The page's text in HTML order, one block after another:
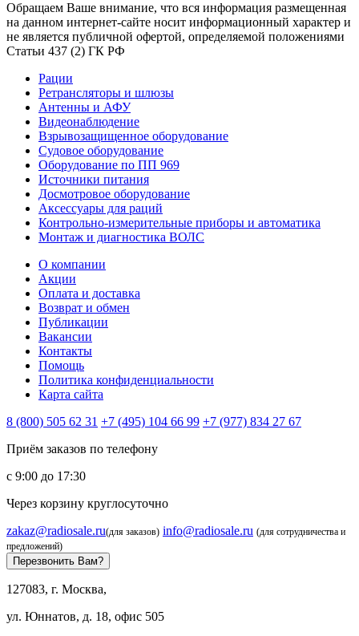
Обращаем Ваше внимание, что вся информация размещенная
на данном интернет-сайте носит информационный характер и
не является публичной офертой, определяемой положениями
Статьи 437 (2) ГК РФ
Рации
Ретрансляторы и шлюзы
Антенны и АФУ
Видеонаблюдение
Взрывозащищенное оборудование
Судовое оборудование
Оборудование по ПП 969
Источники питания
Досмотровое оборудование
Аксессуары для раций
Контрольно-измерительные приборы и автоматика
Монтаж и диагностика ВОЛС
О компании
Акции
Оплата и доставка
Возврат и обмен
Публикации
Вакансии
Контакты
Помощь
Политика конфиденциальности
Карта сайта
8 (800) 505 62 31 +7 (495) 104 66 99 +7 (977) 834 27 67
Приём заказов по телефону
с 9:00 до 17:30
Через корзину круглосуточно
zakaz@radiosale.ru(для заказов) info@radiosale.ru (для сотрудничества и
предложений)
Перезвонить Вам?
127083, г. Москва,
ул. Юннатов, д. 18, офис 505